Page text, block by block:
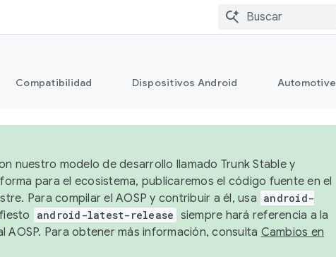
Compatibilidad Dispositivos Android Automotive
nuestro modelo de desarrollo llamado Trunk Stable y
para el ecosistema, publicaremos el código fuente en el
Para compilar el AOSP y contribuir a él, usa android-
android-latest-release siempre hará referencia a la
AOSP. Para obtener más información, consulta Cambios en